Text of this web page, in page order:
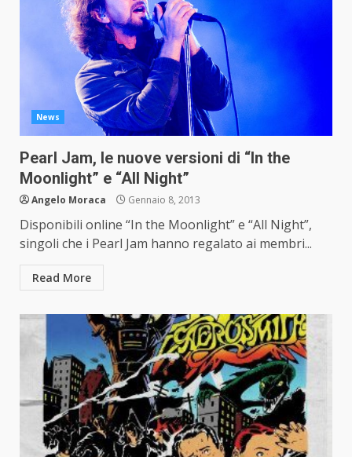
News
Pearl Jam, le nuove versioni di “In the
Moonlight” e “All Night”
Angelo Moraca Gennaio 8, 2013
Disponibili online “In the Moonlight” e “All Night”,
singoli che i Pearl Jam hanno regalato ai membri...
Read More